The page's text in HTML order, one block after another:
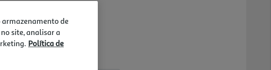
a 11/10/2026
armazenamento de
site, analisar a
Política de